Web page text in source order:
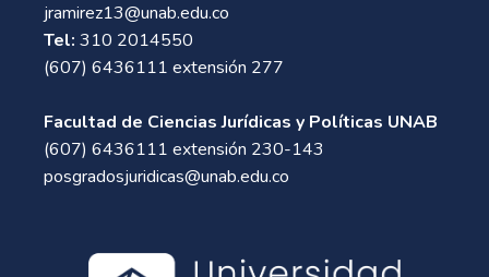
jramirez13@unab.edu.co
Tel: 310 2014550
(607) 6436111 extensión 277
Facultad de Ciencias Jurídicas y Políticas UNAB
(607) 6436111 extensión 230-143
posgradosjuridicas@unab.edu.co